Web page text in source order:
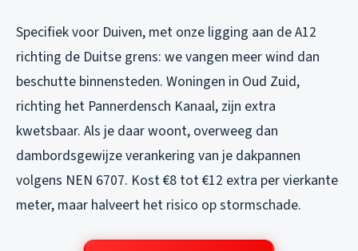
Specifiek voor Duiven, met onze ligging aan de A12
richting de Duitse grens: we vangen meer wind dan
beschutte binnensteden. Woningen in Oud Zuid,
richting het Pannerdensch Kanaal, zijn extra
kwetsbaar. Als je daar woont, overweeg dan
dambordsgewijze verankering van je dakpannen
volgens NEN 6707. Kost €8 tot €12 extra per vierkante
meter, maar halveert het risico op stormschade.